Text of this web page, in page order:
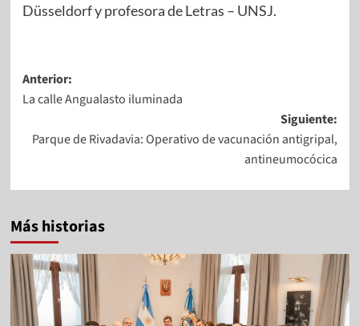
Düsseldorf y profesora de Letras – UNSJ.
Anterior:
La calle Angualasto iluminada
Siguiente:
Parque de Rivadavia: Operativo de vacunación antigripal,
antineumocócica
Más historias